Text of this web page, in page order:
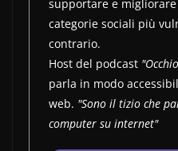
supportare e
categorie sociali più
contrario.
Host del podcast
parla in modo
web. "Sono il tizio che
computer su internet"